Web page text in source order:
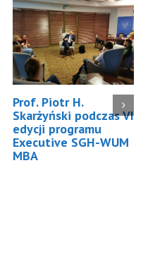
Prof. Piotr H.
Skarżyński podczas VI
edycji programu
Executive SGH-WUM
MBA